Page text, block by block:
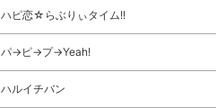
ハピ恋☆らぶりぃタイム!!
パ→ピ→プ→Yeah!
ハルイチバン